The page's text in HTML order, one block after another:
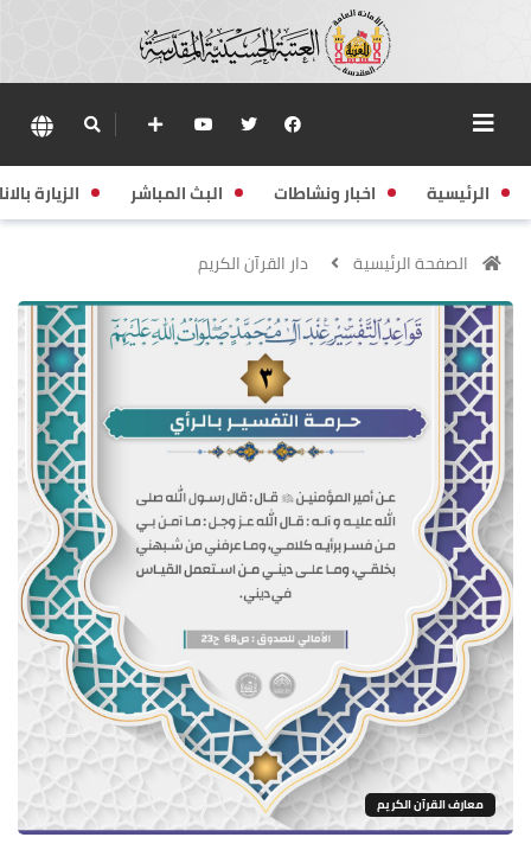
الرئيسية اخبار ونشاطات البث المباشر الزيارة
الصفحة الرئيسية دار القرآن الكريم
معارف القرآن الكريم